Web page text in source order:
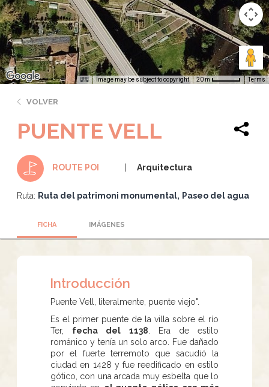
Image may be subject to copyright 20 m Terms
VOLVER
PUENTE VELL
ROUTE POI Arquitectura
Ruta: Ruta del patrimoni monumental Paseo del agua
FICHA IMÁGENES
Introducción
Puente Vell, literalmente, puente viejo".
Es el primer puente de la villa sobre el río
Ter, fecha del 1138 . Era de estilo
románico y tenía un solo arco. Fue dañado
por el fuerte terremoto que sacudió la
ciudad en 1428 y fue reedificado en estilo
gótico, con una arcada muy esbelta que lo